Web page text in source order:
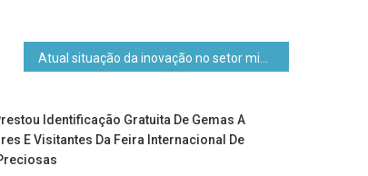
Identificação Gratuita De Gemas A
E Visitantes Da Feira Internacional De